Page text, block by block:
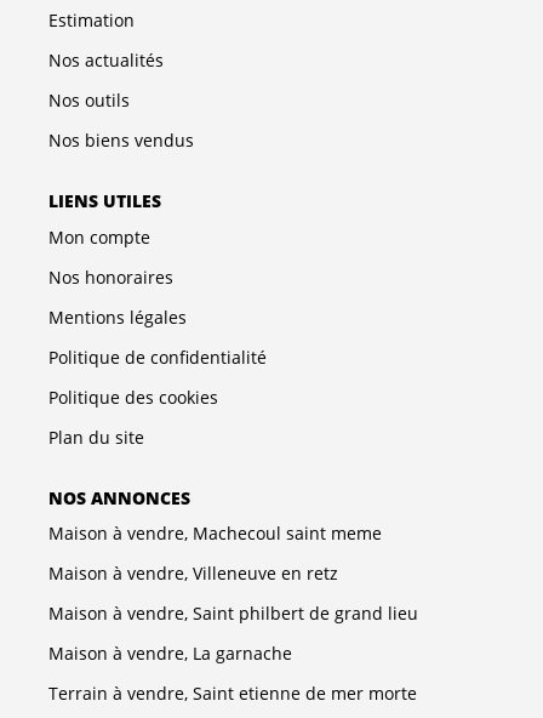
Estimation
Nos actualités
Nos outils
Nos biens vendus
LIENS UTILES
Mon compte
Nos honoraires
Mentions légales
Politique de confidentialité
Politique des cookies
Plan du site
NOS ANNONCES
Maison à vendre, Machecoul saint meme
Maison à vendre, Villeneuve en retz
Maison à vendre, Saint philbert de grand lieu
Maison à vendre, La garnache
Terrain à vendre, Saint etienne de mer morte